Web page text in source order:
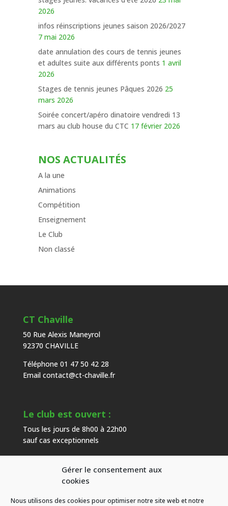
Gérer le consentement aux
cookies
Nous utilisons des cookies pour optimiser notre site web et notre
2026
infos réinscriptions jeunes saison 2026/2027
7 mai 2026
date annulation des cours de tennis jeunes
et adultes suite aux différents ponts 1 avril
2026
Stages de tennis jeunes Pâques 2026 25
mars 2026
Soirée concert/apéro dinatoire vendredi 13
mars au club house du CTC 17 février 2026
NOS ACTUALITÉS
A la une
Animations
Compétition
Enseignement
Le Club
Non classé
CT Chaville
50 Rue Alexis Maneyrol
92370 CHAVILLE
Téléphone 01 47 50 42 28
Email contact@ct-chaville.fr
Le club est ouvert :
Tous les jours de 8h00 à 22h00
sauf cas exceptionnels
Heures d’ouverture de l’accueil :